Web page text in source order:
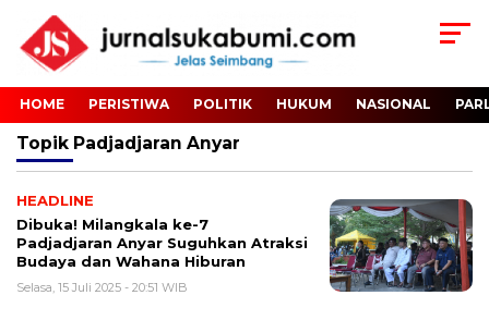
HOME PERISTIWA POLITIK HUKUM NASIONAL
Topik Padjadjaran Anyar
HEADLINE
Dibuka! Milangkala ke-7
Padjadjaran Anyar Suguhkan Atraksi
Budaya dan Wahana Hiburan
Selasa, 15 Juli 2025 - 20:51 WIB